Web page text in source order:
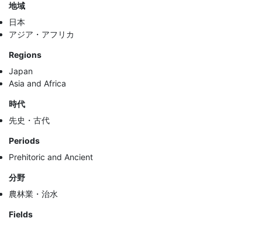
地域
日本
アジア・アフリカ
Regions
Japan
Asia and Africa
時代
先史・古代
Periods
Prehitoric and Ancient
分野
農林業・治水
Fields